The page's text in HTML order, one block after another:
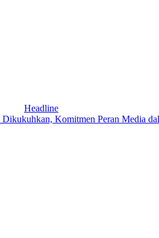
Headline
Komitmen Peran Media